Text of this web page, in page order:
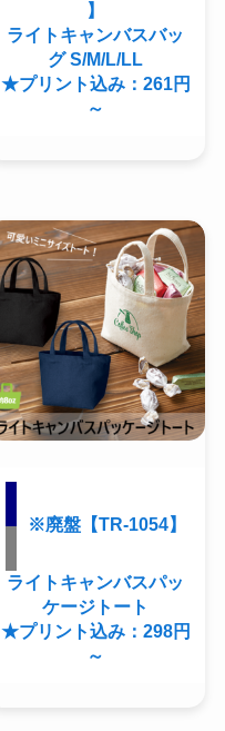
】
ライトキャンバスバッ
グ S/M/L/LL
★プリント込み：261円
～
※廃盤【TR-1054】
ライトキャンバスパッ
ケージトート
★プリント込み：298円
～